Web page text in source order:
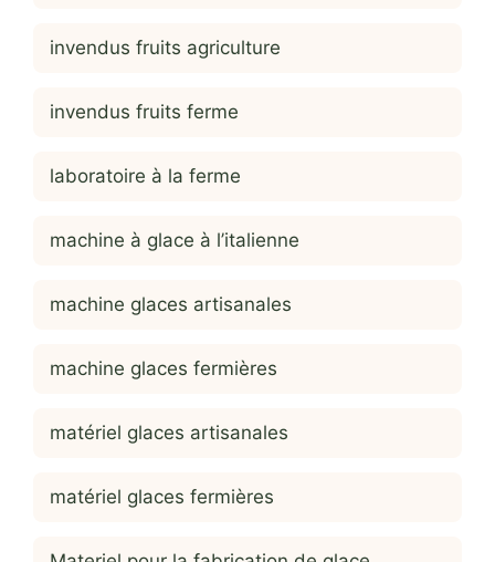
invendus fruits agriculture
invendus fruits ferme
laboratoire à la ferme
machine à glace à l’italienne
machine glaces artisanales
machine glaces fermières
matériel glaces artisanales
matériel glaces fermières